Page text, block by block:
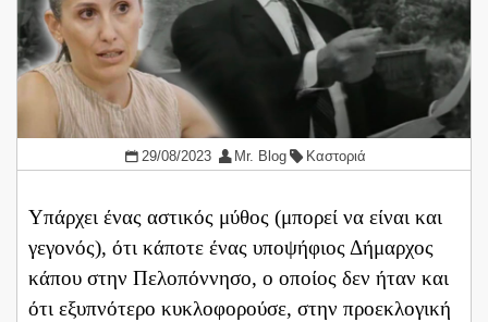
29/08/2023 Mr. Blog Καστοριά
Υπάρχει ένας αστικός μύθος (μπορεί να είναι και
γεγονός), ότι κάποτε ένας υποψήφιος Δήμαρχος
κάπου στην Πελοπόννησο, ο οποίος δεν ήταν και
ότι εξυπνότερο κυκλοφορούσε, στην προεκλογική